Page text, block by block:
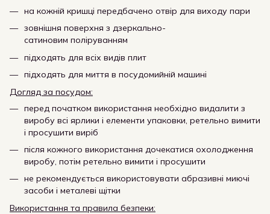
на кожній кришці передбачено отвір для виходу пари
зовнішня поверхня з дзеркально-
сатиновим поліруванням
підходять для всіх видів плит
підходять для миття в посудомийній машині
Догляд за посудом:
перед початком використання необхідно видалити з
виробу всі ярлики і елементи упаковки, ретельно вимити
і просушити виріб
після кожного використання дочекатися охолодження
виробу, потім ретельно вимити і просушити
не рекомендується використовувати абразивні миючі
засоби і металеві щітки
Використання та правила безпеки: